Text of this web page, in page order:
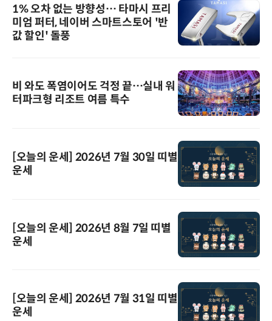
1% 오차 없는 방향성… 타마시 프리
미엄 퍼터, 네이버 스마트스토어 '반
값 할인' 돌풍
비 와도 폭염이어도 걱정 끝…실내 워
터파크형 리조트 여름 특수
[오늘의 운세] 2026년 7월 30일 띠별
운세
[오늘의 운세] 2026년 8월 7일 띠별
운세
[오늘의 운세] 2026년 7월 31일 띠별
운세